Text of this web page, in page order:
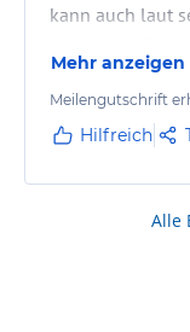
kann auch laut
Jahren unsere
Mehr anzeigen
Meilengutschrift
Hilfreich
Alle